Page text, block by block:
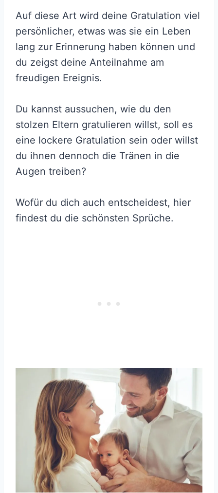
Auf diese Art wird deine Gratulation viel
persönlicher, etwas was sie ein Leben
lang zur Erinnerung haben können und
du zeigst deine Anteilnahme am
freudigen Ereignis.
Du kannst aussuchen, wie du den
stolzen Eltern gratulieren willst, soll es
eine lockere Gratulation sein oder willst
du ihnen dennoch die Tränen in die
Augen treiben?
Wofür du dich auch entscheidest, hier
findest du die schönsten Sprüche.